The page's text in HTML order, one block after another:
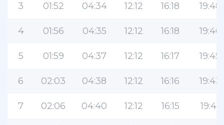
3 01:52 04:34 12:12 16:18 19:48
4 01:56 04:35 12:12 16:18 19:46
5 01:59 04:37 12:12 16:17 19:45
6 02:03 04:38 12:12 16:16 19:43
7 02:06 04:40 12:12 16:15 19:41